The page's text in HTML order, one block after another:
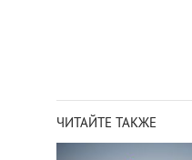
ЧИТАЙТЕ ТАКЖЕ